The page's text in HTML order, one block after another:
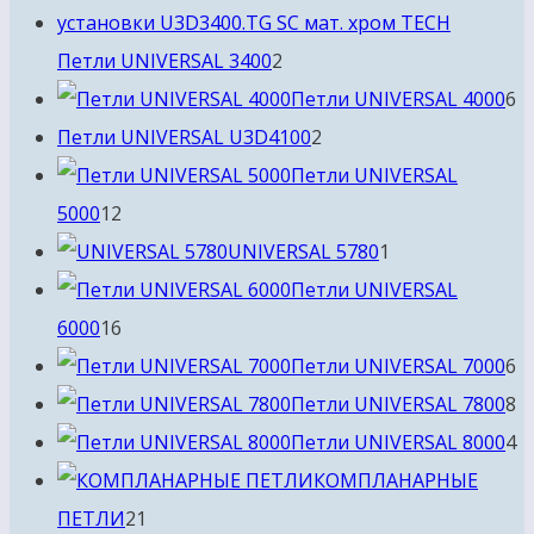
Петли UNIVERSAL 34002
товара
Петли UNIVERSAL 40006
Петли UNIVERSAL U3D41002
товара
Петли UNIVERSAL
500012
товаров
UNIVERSAL 57801
товар
Петли UNIVERSAL
600016
товаров
Петли UNIVERSAL 70006
Петли UNIVERSAL 78008
Петли UNIVERSAL 800044
КОМПЛАНАРНЫЕ
ПЕТЛИ21